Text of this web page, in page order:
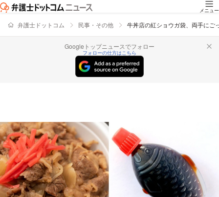
メニュー
弁護士ドットコム 民事・その他 牛丼店の紅ショウガ袋、両手に
Googleトップニュースでフォロー
フォローの仕方はこちら